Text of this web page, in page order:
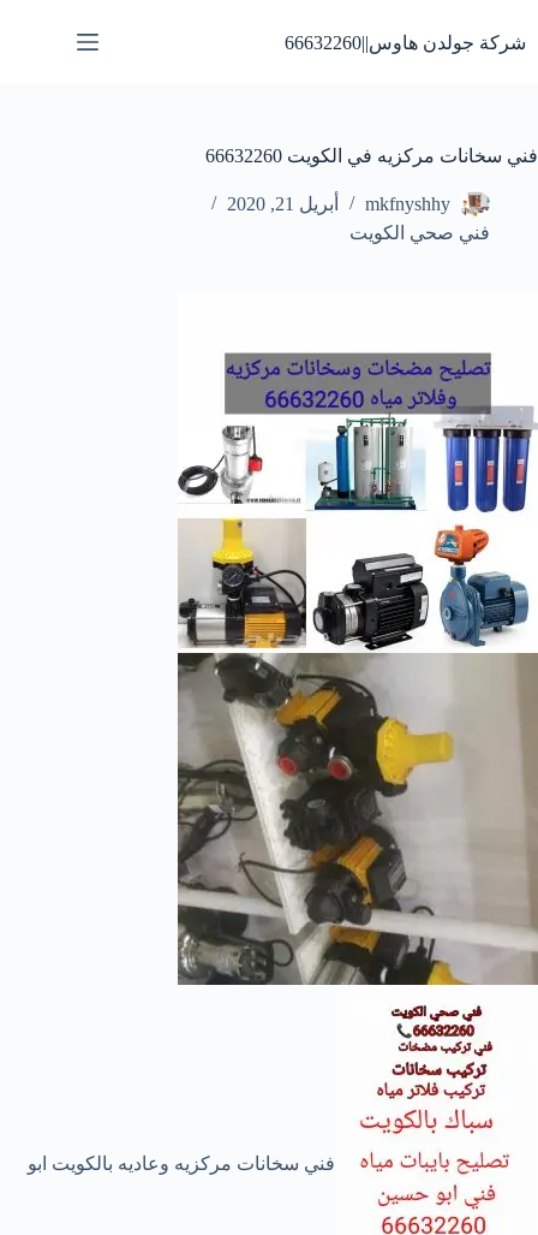
إلى
المحتوى
شركة جولدن هاوس||66632260
فني سخانات مركزيه في الكويت 66632260
mkfnyshhy
أبريل 21, 2020
فني صحي الكويت
فني سخانات مركزيه وعاديه بالكويت ابو